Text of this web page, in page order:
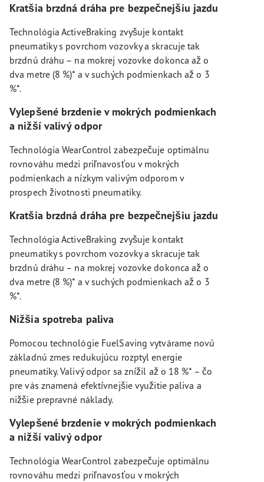
Kratšia brzdná dráha pre bezpečnejšiu jazdu
Technológia ActiveBraking zvyšuje kontakt
pneumatiky s povrchom vozovky a skracuje tak
brzdnú dráhu – na mokrej vozovke dokonca až o
dva metre (8 %)* a v suchých podmienkach až o 3
%*.
Vylepšené brzdenie v mokrých podmienkach
a nižší valivý odpor
Technológia WearControl zabezpečuje optimálnu
rovnováhu medzi priľnavosťou v mokrých
podmienkach a nízkym valivým odporom v
prospech životnosti pneumatiky.
Kratšia brzdná dráha pre bezpečnejšiu jazdu
Technológia ActiveBraking zvyšuje kontakt
pneumatiky s povrchom vozovky a skracuje tak
brzdnú dráhu – na mokrej vozovke dokonca až o
dva metre (8 %)* a v suchých podmienkach až o 3
%*.
Nižšia spotreba paliva
Pomocou technológie FuelSaving vytvárame novú
základnú zmes redukujúcu rozptyl energie
pneumatiky. Valivý odpor sa znížil až o 18 %* – čo
pre vás znamená efektívnejšie využitie paliva a
nižšie prepravné náklady.
Vylepšené brzdenie v mokrých podmienkach
a nižší valivý odpor
Technológia WearControl zabezpečuje optimálnu
rovnováhu medzi priľnavosťou v mokrých